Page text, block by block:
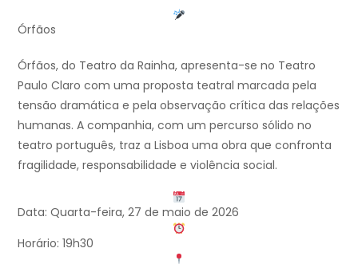
Órfãos
Órfãos, do Teatro da Rainha, apresenta-se no Teatro
Paulo Claro com uma proposta teatral marcada pela
tensão dramática e pela observação crítica das relações
humanas. A companhia, com um percurso sólido no
teatro português, traz a Lisboa uma obra que confronta
fragilidade, responsabilidade e violência social.
Data: Quarta-feira, 27 de maio de 2026
Horário: 19h30